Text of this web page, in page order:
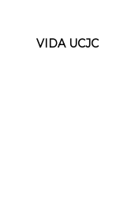
VIDA UCJC